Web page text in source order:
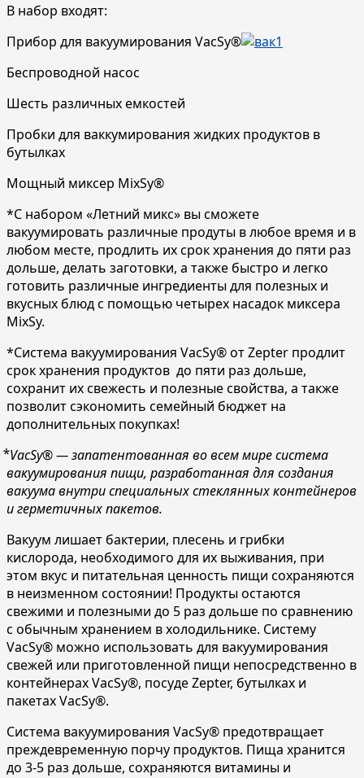
В набор входят:
Прибор для вакуумирования VacSy®
Беспроводной насос
Шесть различных емкостей
Пробки для ваккумирования жидких продуктов в
бутылках
Мощный миксер MixSy®
*С набором «Летний микс» вы сможете
вакуумировать различные продуты в любое время и в
любом месте, продлить их срок хранения до пяти раз
дольше, делать заготовки, а также быстро и легко
готовить различные ингредиенты для полезных и
вкусных блюд с помощью четырех насадок миксера
MixSy.
*Система вакуумирования VacSy® от Zepter продлит
срок хранения продуктов до пяти раз дольше,
сохранит их свежесть и полезные свойства, а также
позволит сэкономить семейный бюджет на
дополнительных покупках!
⃰VacSy® — запатентованная во всем мире система
вакуумирования пищи, разработанная для создания
вакуума внутри специальных стеклянных контейнеров
и герметичных пакетов.
Вакуум лишает бактерии, плесень и грибки
кислорода, необходимого для их выживания, при
этом вкус и питательная ценность пищи сохраняются
в неизменном состоянии! Продукты остаются
свежими и полезными до 5 раз дольше по сравнению
с обычным хранением в холодильнике. Систему
VacSy® можно использовать для вакуумирования
свежей или приготовленной пищи непосредственно в
контейнерах VacSy®, посуде Zepter, бутылках и
пакетах VacSy®.
Система вакуумирования VacSy® предотвращает
преждевременную порчу продуктов. Пища хранится
до 3-5 раз дольше, сохраняются витамины и